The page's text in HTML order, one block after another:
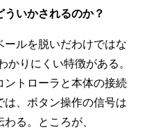
いかされるのか？
ールを脱いだわけではな
かりにくい特徴がある。
ントローラと本体の接続
、ボタン操作の信号は
る。ところが、